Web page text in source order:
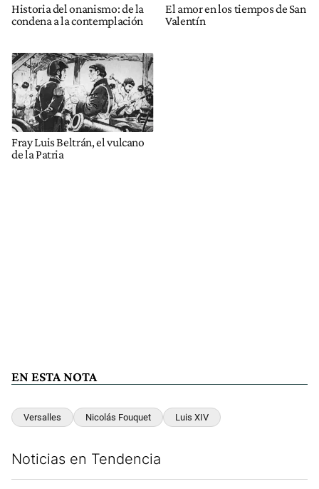
Historia del onanismo: de la
condena a la contemplación
El amor en los tiempos de San
Valentín
Fray Luis Beltrán, el vulcano
de la Patria
EN ESTA NOTA
Versalles Nicolás Fouquet Luis XIV
Noticias en Tendencia